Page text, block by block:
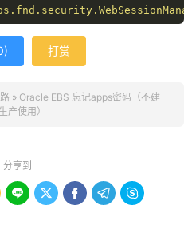
) 打赏
» Oracle EBS 忘记apps密码（不建
产使用）
分享到
    